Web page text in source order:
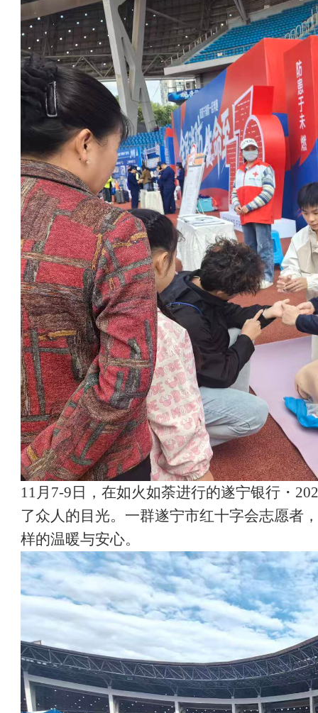
11月7-9日，在如火如荼进行的遂宁银行・
了众人的目光。一群遂宁市红十字会志愿者
样的温暖与安心。